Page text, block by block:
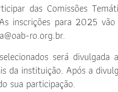
das Comissões
inscrições para 2025
ro.org.br.
será
da instituição. Após a
sua participação.